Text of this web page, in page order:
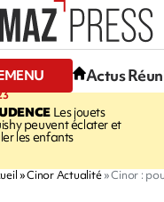
MENU Actus
Les jouets
peuvent éclater et
les enfants
Cinor Actualité Cinor :